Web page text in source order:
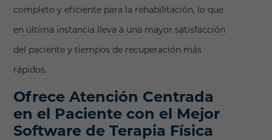
completo y eficiente para la rehabilitación, lo que
en última instancia lleva a una mayor satisfacción
del paciente y tiempos de recuperación más
rápidos.
Ofrece Atención Centrada
en el Paciente con el Mejor
Software de Terapia Física